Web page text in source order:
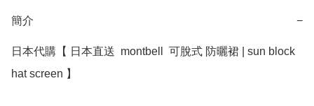
簡介 −
日本代購【 日本直送  montbell  可脫式 防曬裙 | sun block
hat screen 】